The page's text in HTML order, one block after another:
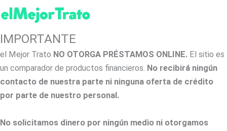
IMPORTANTE
el Mejor Trato NO OTORGA PRÉSTAMOS ONLINE. El sitio es
un comparador de productos financieros. No recibirá ningún
contacto de nuestra parte ni ninguna oferta de crédito
por parte de nuestro personal.
No solicitamos dinero por ningún medio ni otorgamos